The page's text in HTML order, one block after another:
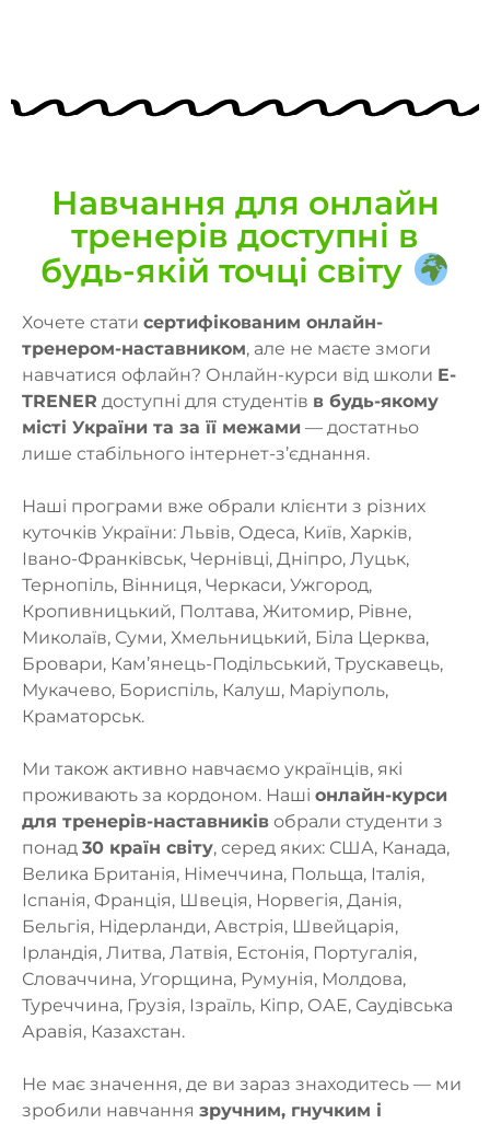
Навчання для онлайн
тренерів доступні в
будь-якій точці світу
Хочете стати сертифікованим онлайн-
тренером-наставником, але не маєте змоги
навчатися офлайн? Онлайн-курси від школи E-
TRENER доступні для студентів в будь-якому
місті України та за її межами — достатньо
лише стабільного інтернет-з’єднання.
Наші програми вже обрали клієнти з різних
куточків України: Львів, Одеса, Київ, Харків,
Івано-Франківськ, Чернівці, Дніпро, Луцьк,
Тернопіль, Вінниця, Черкаси, Ужгород,
Кропивницький, Полтава, Житомир, Рівне,
Миколаїв, Суми, Хмельницький, Біла Церква,
Бровари, Кам’янець-Подільський, Трускавець,
Мукачево, Бориспіль, Калуш, Маріуполь,
Краматорськ.
Ми також активно навчаємо українців, які
проживають за кордоном. Наші онлайн-курси
для тренерів-наставників обрали студенти з
понад 30 країн світу, серед яких: США, Канада,
Велика Британія, Німеччина, Польща, Італія,
Іспанія, Франція, Швеція, Норвегія, Данія,
Бельгія, Нідерланди, Австрія, Швейцарія,
Ірландія, Литва, Латвія, Естонія, Португалія,
Словаччина, Угорщина, Румунія, Молдова,
Туреччина, Грузія, Ізраїль, Кіпр, ОАЕ, Саудівська
Аравія, Казахстан.
Не має значення, де ви зараз знаходитесь — ми
зробили навчання зручним, гнучким і